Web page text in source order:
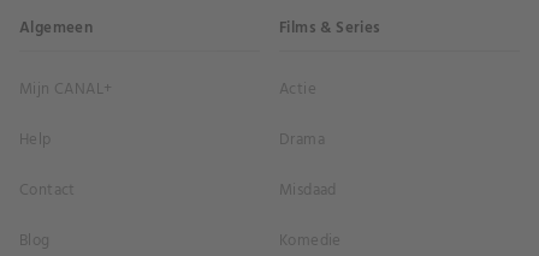
Algemeen
Mijn CANAL+
Help
Contact
Blog
Films & Series
Actie
Drama
Misdaad
Komedie